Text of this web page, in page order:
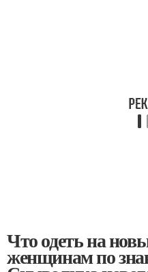
Что одеть на
женщинам по